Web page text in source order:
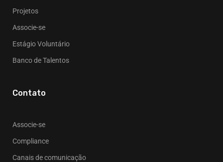
Projetos
Associe-se
Estágio Voluntário
Banco de Talentos
Contato
Associe-se
Compliance
Canais de comunicação